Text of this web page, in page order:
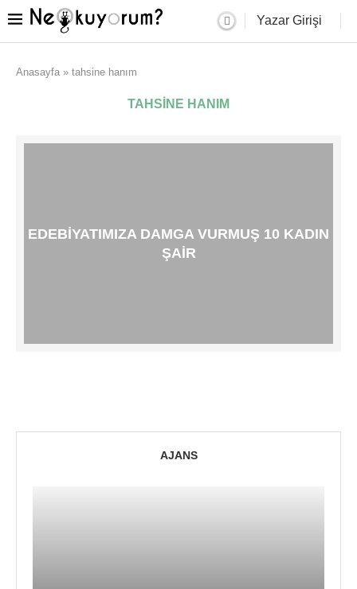
Yazar Girişi
Anasayfa » tahsine hanım
TAHSINE HANIM
EDEBIYATIMIZA DAMGA VURMUŞ 10 KADIN
ŞAIR
AJANS